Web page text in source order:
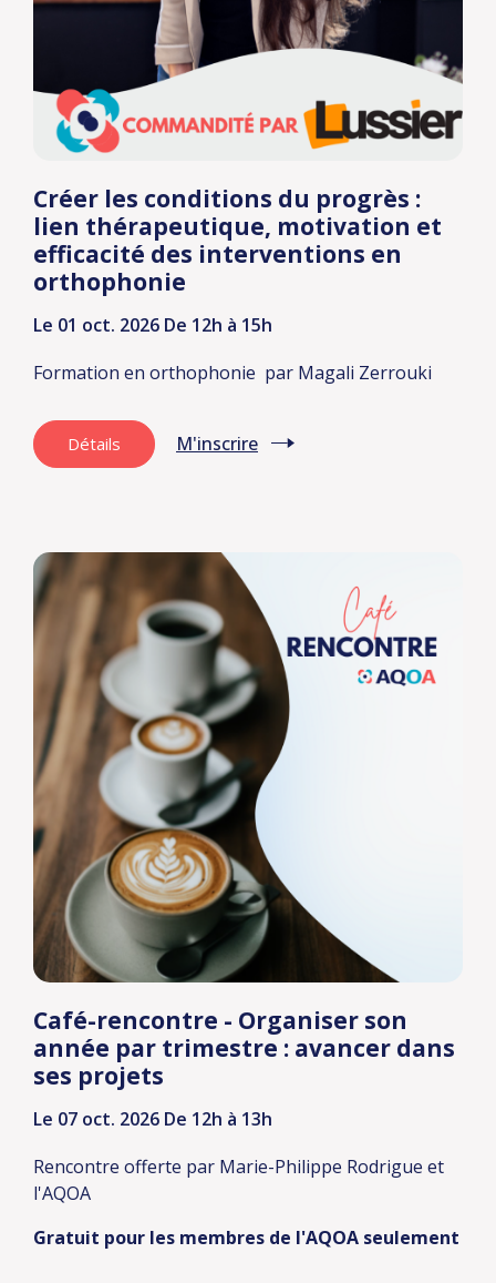
Créer les conditions du progrès :
lien thérapeutique, motivation et
efficacité des interventions en
orthophonie
Le 01 oct. 2026 De 12h à 15h
Formation en orthophonie par Magali Zerrouki
Détails M'inscrire
Café-rencontre - Organiser son
année par trimestre : avancer dans
ses projets
Le 07 oct. 2026 De 12h à 13h
Rencontre offerte par Marie-Philippe Rodrigue et
l'AQOA
Gratuit pour les membres de l'AQOA seulement